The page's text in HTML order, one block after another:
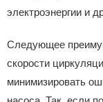
электроэнергии и
Следующее
скорости
минимизировать